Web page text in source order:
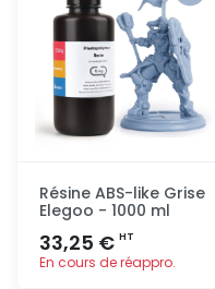
Résine ABS-like Grise
Elegoo - 1000 ml
33,25 € HT
En cours de réappro.